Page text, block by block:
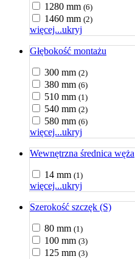
1280 mm (6)
1460 mm (2)
więcej...ukryj
Głębokość montażu
300 mm (2)
380 mm (6)
510 mm (1)
540 mm (2)
580 mm (6)
więcej...ukryj
Wewnętrzna średnica węża
14 mm (1)
więcej...ukryj
Szerokość szczęk (S)
80 mm (1)
100 mm (3)
125 mm (3)